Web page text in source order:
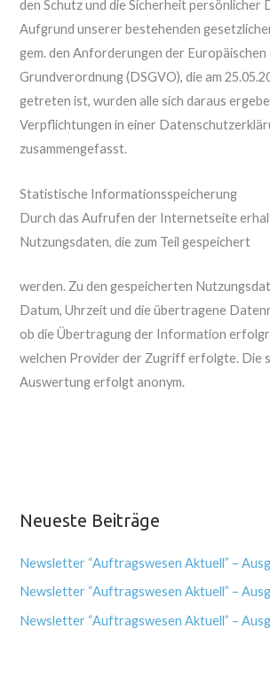
den Schutz und die Sicherheit persönlicher
Aufgrund unserer bestehenden
gem. den Anforderungen der
Grundverordnung (DSGVO), die am
getreten ist, wurden alle sich daraus
Verpflichtungen in einer
zusammengefasst.
Statistische Informationsspeicherung
Durch das Aufrufen der Internetseite
Nutzungsdaten, die zum Teil gespeichert
werden. Zu den gespeicherten
Datum, Uhrzeit und die übertragene
ob die Übertragung der Information
welchen Provider der Zugriff erfolgte. Die
Auswertung erfolgt anonym.
Neueste Beiträge
Newsletter “Auftragswesen Aktuell” –
Newsletter “Auftragswesen Aktuell” –
Newsletter “Auftragswesen Aktuell” –